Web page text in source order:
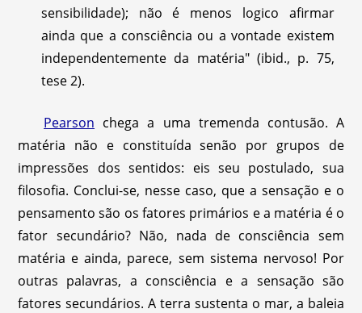
sensibilidade); não é menos logico afirmar
ainda que a consciência ou a vontade existem
independentemente da matéria" (ibid., p. 75,
tese 2).
Pearson chega a uma tremenda contusão. A
matéria não e constituída senão por grupos de
impressões dos sentidos: eis seu postulado, sua
filosofia. Conclui-se, nesse caso, que a sensação e o
pensamento são os fatores primários e a matéria é o
fator secundário? Não, nada de consciência sem
matéria e ainda, parece, sem sistema nervoso! Por
outras palavras, a consciência e a sensação são
fatores secundários. A terra sustenta o mar, a baleia